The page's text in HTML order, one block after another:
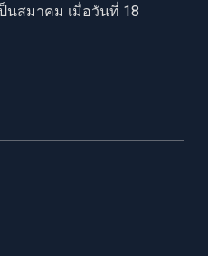
นสมาคม เมื่อวันที่ 18